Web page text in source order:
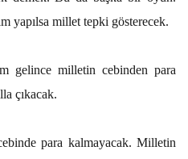
yapılsa millet tepki gösterecek.
gelince milletin cebinden para
çıkacak.
para kalmayacak. Milletin